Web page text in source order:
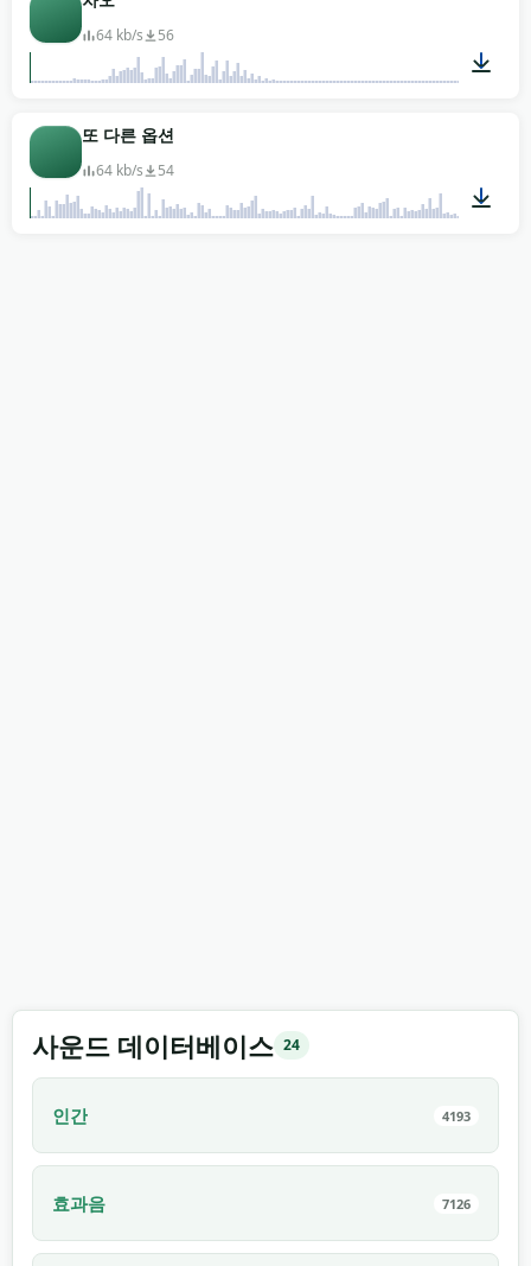
64 kb/s 56
또 다른 옵션
64 kb/s 54
사운드 데이터베이스 24
인간 4193
효과음 7126